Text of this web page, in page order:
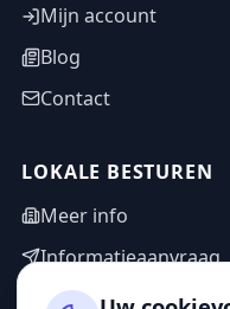
Mijn account
Blog
Contact
LOKALE BESTUREN
Meer info
Informatieaanvraag
Adminzone